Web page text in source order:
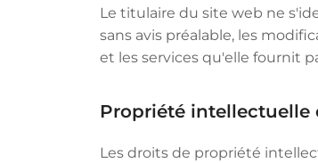
Le titulaire du site web ne
sans avis préalable, les
et les services qu'elle fournit
Propriété intellectuelle
Les droits de propriété